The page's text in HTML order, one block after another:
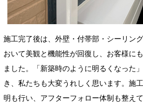
施工完了後は、外壁・付帯部・シーリン
おいて美観と機能性が回復し、お客様に
ました。「新築時のように明るくなった
き、私たちも大変うれしく思います。施
明も行い、アフターフォロー体制も整えて